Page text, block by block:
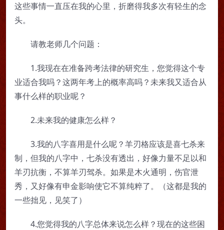
这些事情一直压在我的心里，折磨得我多次有轻生的念
头。
请教老师几个问题：
1.我现在在准备跨考法律的研究生，您觉得这个专
业适合我吗？这两年考上的概率高吗？未来我又适合从
事什么样的职业呢？
2.未来我的健康怎么样？
3.我的八字喜用是什么呢？羊刃格应该是喜七杀来
制，但我的八字中，七杀没有透出，好像力量不足以和
羊刃抗衡，不算羊刃驾杀。如果是木火通明，伤官泄
秀，又好像有申金影响使它不算纯粹了。（这都是我的
一些拙见，见笑了）
4.您觉得我的八字总体来说怎么样？现在的这些困